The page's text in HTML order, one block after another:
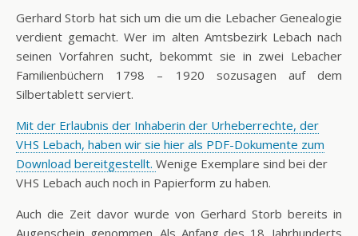
Gerhard Storb hat sich um die um die Lebacher Genealogie
verdient gemacht. Wer im alten Amtsbezirk Lebach nach
seinen Vorfahren sucht, bekommt sie in zwei Lebacher
Familienbüchern 1798 – 1920 sozusagen auf dem
Silbertablett serviert.
Mit der Erlaubnis der Inhaberin der Urheberrechte, der
VHS Lebach, haben wir sie hier als PDF-Dokumente zum
Download bereitgestellt. Wenige Exemplare sind bei der
VHS Lebach auch noch in Papierform zu haben.
Auch die Zeit davor wurde von Gerhard Storb bereits in
Augenschein genommen. Als Anfang des 18. Jahrhunderts